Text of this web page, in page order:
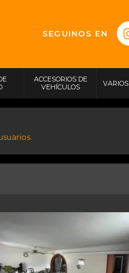
SEGUINOS EN
ACCESORIOS DE
VEHÍCULOS
VARIOS